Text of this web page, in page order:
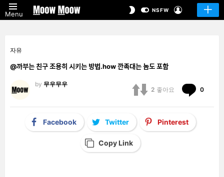
Menu
SWITCHNSFW
자유
@까부는 친구 조용히 시키는 방법.how 깐족대는 놈도 포함
by 무우무우
2 좋아요 0
Facebook Twitter Pinterest
Copy Link